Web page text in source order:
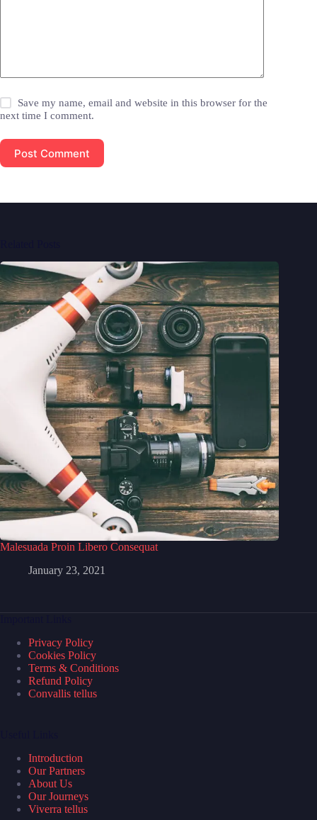
Save my name, email and website in this browser for the
next time I comment.
Post Comment
Malesuada Proin Libero Consequat
January 23, 2021
Privacy Policy
Cookies Policy
Terms & Conditions
Refund Policy
Convallis tellus
Introduction
Our Partners
About Us
Our Journeys
Viverra tellus